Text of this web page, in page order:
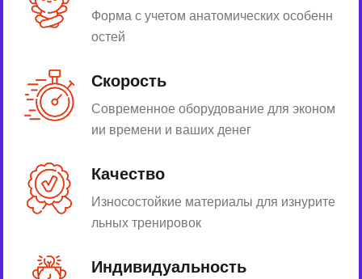
Форма с учетом анатомических особенн
остей
Скорость
Современное оборудование для эконом
ии времени и ваших денег
Качество
Износостойкие материалы для изнурите
льных тренировок
Индивидуальность